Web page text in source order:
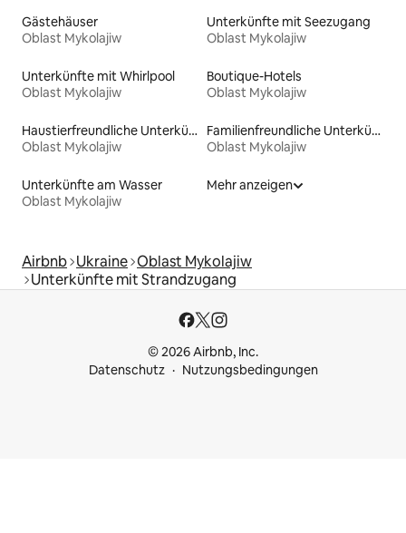
Gästehäuser
Oblast Mykolajiw
Unterkünfte mit Seezugang
Oblast Mykolajiw
Unterkünfte mit Whirlpool
Oblast Mykolajiw
Boutique-Hotels
Oblast Mykolajiw
Haustierfreundliche Unterkünfte
Oblast Mykolajiw
Familienfreundliche Unterkünfte
Oblast Mykolajiw
Unterkünfte am Wasser
Oblast Mykolajiw
Mehr anzeigen
Airbnb Ukraine Oblast Mykolajiw
Unterkünfte mit Strandzugang
© 2026 Airbnb, Inc.
Datenschutz
Nutzungsbedingungen